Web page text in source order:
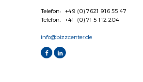
Telefon: +49 (0) 7621 916 55 47
Telefon: +41 (0) 71 5 112 204
info@bizzcenter.de